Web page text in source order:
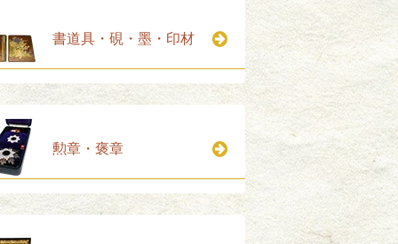
書道具・硯・墨・印材
勲章・褒章